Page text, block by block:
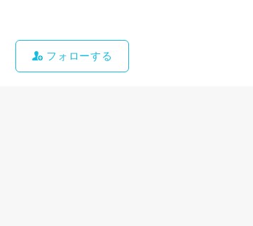
フォローする